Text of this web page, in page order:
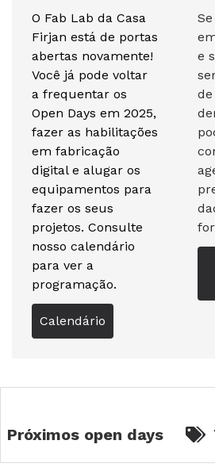
O Fab Lab da Casa
Firjan está de portas
abertas novamente!
Você já pode voltar
a frequentar os
Open Days em 2025,
fazer as habilitações
em fabricação
digital e alugar os
equipamentos para
fazer os seus
projetos. Consulte
nosso calendário
para ver a
programação.
Calendário
e
Próximos open days